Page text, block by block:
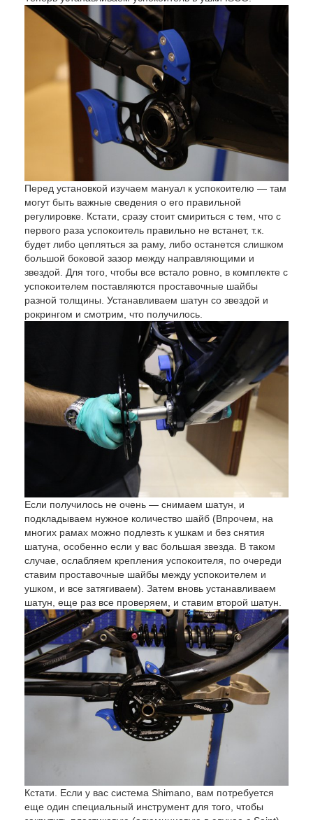
Перед установкой изучаем мануал к успокоителю — там
могут быть важные сведения о его правильной
регулировке. Кстати, сразу стоит смириться с тем, что с
первого раза успокоитель правильно не встанет, т.к.
будет либо цепляться за раму, либо останется слишком
большой боковой зазор между направляющими и
звездой. Для того, чтобы все встало ровно, в комплекте с
успокоителем поставляются проставочные шайбы
разной толщины. Устанавливаем шатун со звездой и
рокрингом и смотрим, что получилось.
Если получилось не очень — снимаем шатун, и
подкладываем нужное количество шайб (Впрочем, на
многих рамах можно подлезть к ушкам и без снятия
шатуна, особенно если у вас большая звезда. В таком
случае, ослабляем крепления успокоителя, по очереди
ставим проставочные шайбы между успокоителем и
ушком, и все затягиваем). Затем вновь устанавливаем
шатун, еще раз все проверяем, и ставим второй шатун.
Кстати. Если у вас система Shimano, вам потребуется
еще один специальный инструмент для того, чтобы